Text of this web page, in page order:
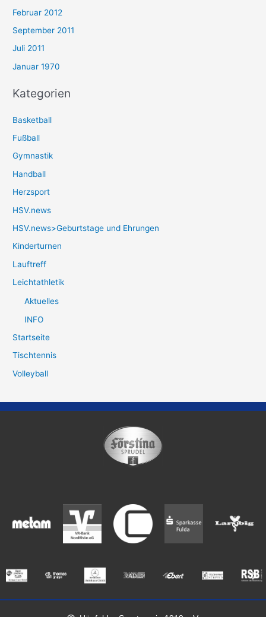
Februar 2012
September 2011
Juli 2011
Januar 1970
Kategorien
Basketball
Fußball
Gymnastik
Handball
Herzsport
HSV.news
HSV.news>Geburtstage und Ehrungen
Kinderturnen
Lauftreff
Leichtathletik
Aktuelles
INFO
Startseite
Tischtennis
Volleyball